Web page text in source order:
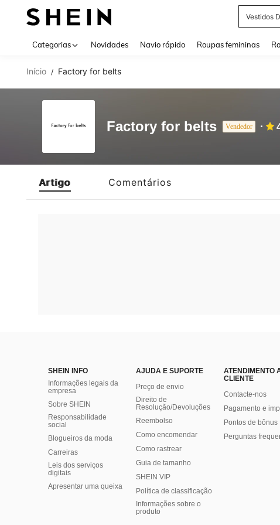
Vestidos
Categorias Novidades Navio rápido Roupas femininas
Início / Factory for belts
Factory for belts Vendedor
Artigo Comentários
SHEIN INFO
Informações legais da
empresa
Sobre SHEIN
Responsabilidade
social
Blogueiros da moda
Carreiras
Leis dos serviços
digitais
Apresentar uma queixa
AJUDA E SUPORTE
Preço de envio
Direito de
Resolução/Devoluções
Reembolso
Como encomendar
Como rastrear
Guia de tamanho
SHEIN VIP
Política de classificação
​Informações sobre o
produto
ATENDIMENTO
CLIENTE
Contacte-nos
Pagamento e
Pontos de bônus
Perguntas